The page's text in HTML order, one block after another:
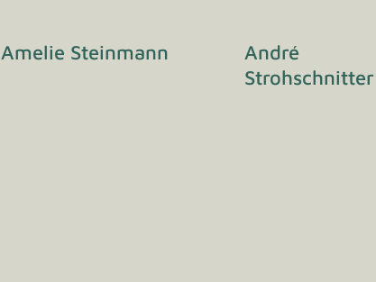
Amelie Steinmann
André
Strohschnitter